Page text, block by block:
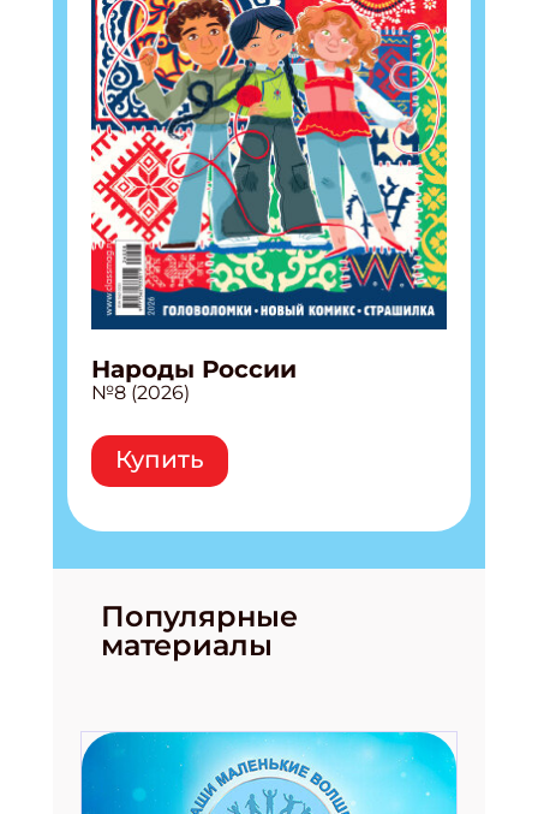
Народы России
№8 (2026)
Купить
Популярные
материалы
Подпишись на рассылку
Получи электронный "Классный журнал" в
подарок!
Укажите Ваш Email